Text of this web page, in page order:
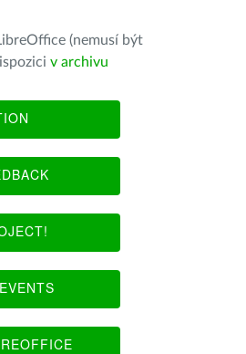
(nemusí být
v archivu